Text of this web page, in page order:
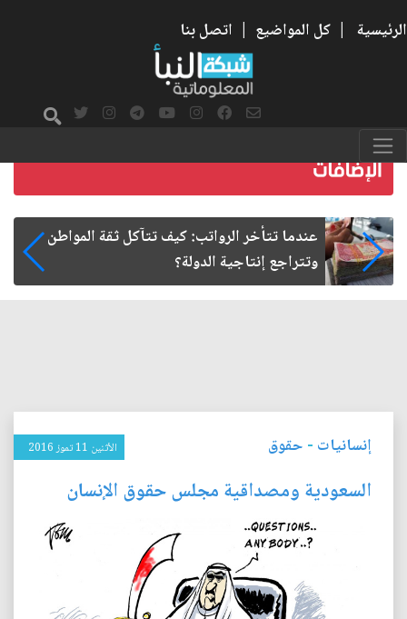
الرئيسية | كل المواضيع | اتصل بنا
صمت الطريق بعد الأربعين
إنسانيات - حقوق الأثنين 11 تموز 2016
السعودية ومصداقية مجلس حقوق الإنسان